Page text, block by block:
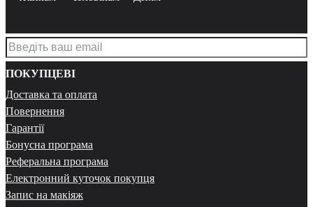
ПОКУПЦЕВІ
Доставка та оплата
Повернення
Гарантії
Бонусна програма
Реферальна програма
Електронний куточок покупця
Запис на макіяж